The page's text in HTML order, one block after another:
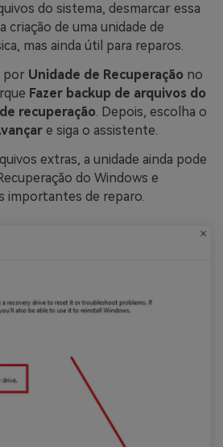
do sistema, desmarcar essa
de uma unidade de
mas ainda útil para reparos.
por Unidade de Recuperação no
Fazer backup de arquivos do
recuperação. Depois, escolha o
e siga o assistente.
extras, a unidade ainda pode
do Windows e
de reparo.